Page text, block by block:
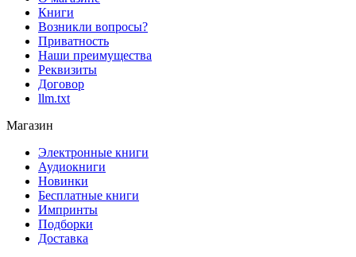
Книги
Возникли вопросы?
Приватность
Наши преимущества
Реквизиты
Договор
llm.txt
Магазин
Электронные книги
Аудиокниги
Новинки
Бесплатные книги
Импринты
Подборки
Доставка